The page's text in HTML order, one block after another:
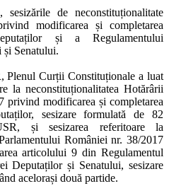
de neconstituționalitate
modificarea și completarea
și a Regulamentului
și Senatului.
Plenul Curții Constituționale a luat
la neconstituționalitatea Hotărârii
privind modificarea și completarea
sesizare formulată de 82
și sesizarea referitoare la
României nr. 38/2017
articolului 9 din Regulamentul
Deputaților și Senatului, sesizare
acelorași două partide.